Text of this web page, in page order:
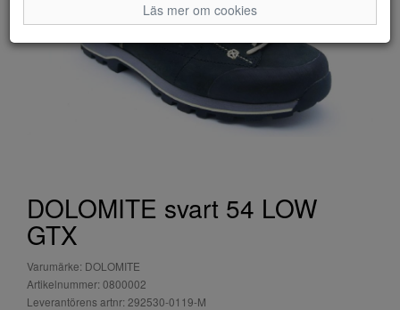
DOLOMITE svart 54 LOW
GTX
Varumärke: DOLOMITE
Artikelnummer: 0800002
Leverantörens artnr: 292530-0119-M
Läs mer om cookies